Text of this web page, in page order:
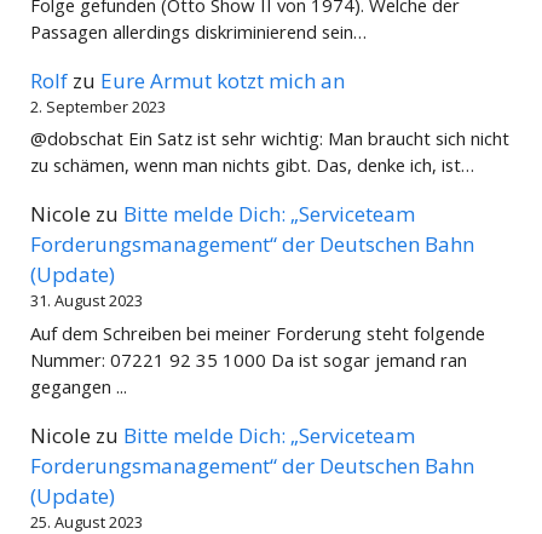
Passagen allerdings diskriminierend sein…
Rolf zu Eure Armut kotzt mich an
2. September 2023
@dobschat Ein Satz ist sehr wichtig: Man braucht sich nicht
zu schämen, wenn man nichts gibt. Das, denke ich, ist…
Nicole zu Bitte melde Dich: „Serviceteam
Forderungsmanagement“ der Deutschen Bahn
(Update)
31. August 2023
Auf dem Schreiben bei meiner Forderung steht folgende
Nummer: 07221 92 35 1000 Da ist sogar jemand ran
gegangen ...
Nicole zu Bitte melde Dich: „Serviceteam
Forderungsmanagement“ der Deutschen Bahn
(Update)
25. August 2023